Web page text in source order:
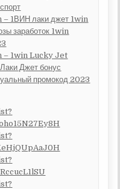
1ВИН лаки джет 1win
заработок 1win
1win Lucky Jet
Джет бонус
промокод 2023